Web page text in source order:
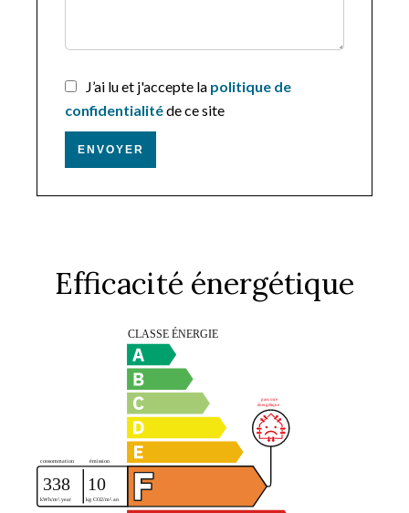
J’ai lu et j'accepte la politique de
confidentialitéde ce site
ENVOYER
Efficacité énergétique